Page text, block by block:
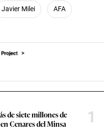
Javier Milei AFA
de siete millones de
Cenares del Minsa
1